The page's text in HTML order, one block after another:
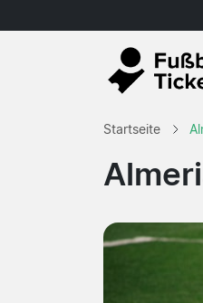
Startseite